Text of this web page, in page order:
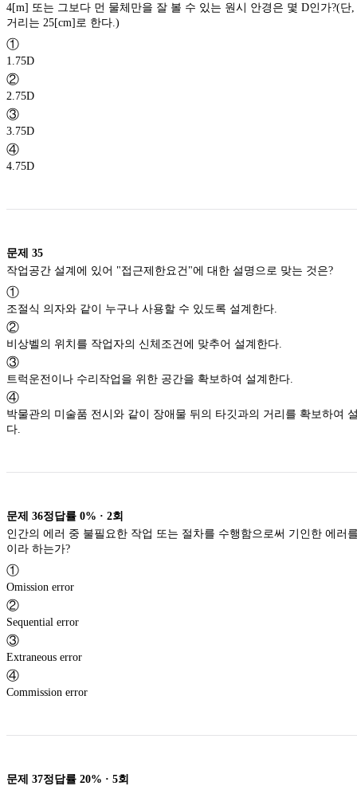
4[m] 또는 그보다 먼 물체만을 잘 볼 수 있는 원시 안경은 몇 D인가?(단,
거리는 25[cm]로 한다.)
①
1.75D
②
2.75D
③
3.75D
④
4.75D
문제 35
작업공간 설계에 있어 "접근제한요건"에 대한 설명으로 맞는 것은?
①
조절식 의자와 같이 누구나 사용할 수 있도록 설계한다.
②
비상벨의 위치를 작업자의 신체조건에 맞추어 설계한다.
③
트럭운전이나 수리작업을 위한 공간을 확보하여 설계한다.
④
박물관의 미술품 전시와 같이 장애물 뒤의 타깃과의 거리를 확보하여
다.
문제 36정답률 0% · 2회
인간의 에러 중 불필요한 작업 또는 절차를 수행함으로써 기인한 에러
이라 하는가?
①
Omission error
②
Sequential error
③
Extraneous error
④
Commission error
문제 37정답률 20% · 5회